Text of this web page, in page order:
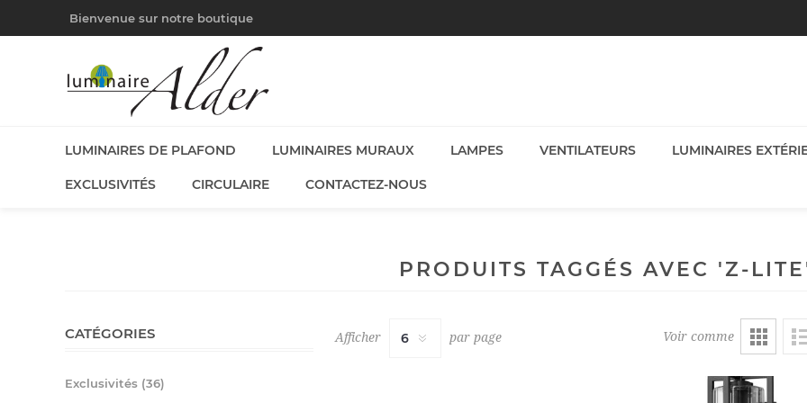
Bienvenue sur notre boutique
LUMINAIRES DE PLAFOND LUMINAIRES MURAUX LAMPES VENTILATEURS LUMINAIRES
EXCLUSIVITÉS CIRCULAIRE CONTACTEZ-NOUS
PRODUITS TAGGÉS AVEC 'Z-
Voir comme
Afficher par page
CATÉGORIES
Exclusivités (36)